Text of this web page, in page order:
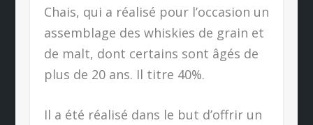
Chais, qui a réalisé pour l’occasion un
assemblage des whiskies de grain et
de malt, dont certains sont âgés de
plus de 20 ans. Il titre 40%.
Il a été réalisé dans le but d’offrir un